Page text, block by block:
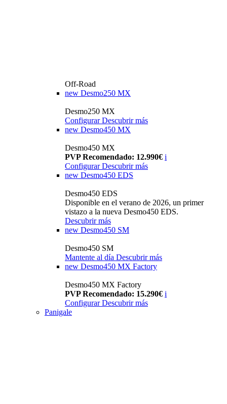
Off-Road
new Desmo250 MX
Desmo250 MX
Configurar Descubrir más
new Desmo450 MX
Desmo450 MX
PVP Recomendado: 12.990€ i
Configurar Descubrir más
new Desmo450 EDS
Desmo450 EDS
Disponible en el verano de 2026, un primer
vistazo a la nueva Desmo450 EDS.
Descubrir más
new Desmo450 SM
Desmo450 SM
Mantente al día Descubrir más
new Desmo450 MX Factory
Desmo450 MX Factory
PVP Recomendado: 15.290€ i
Configurar Descubrir más
Panigale